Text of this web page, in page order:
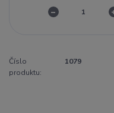
Číslo
produktu:
1079